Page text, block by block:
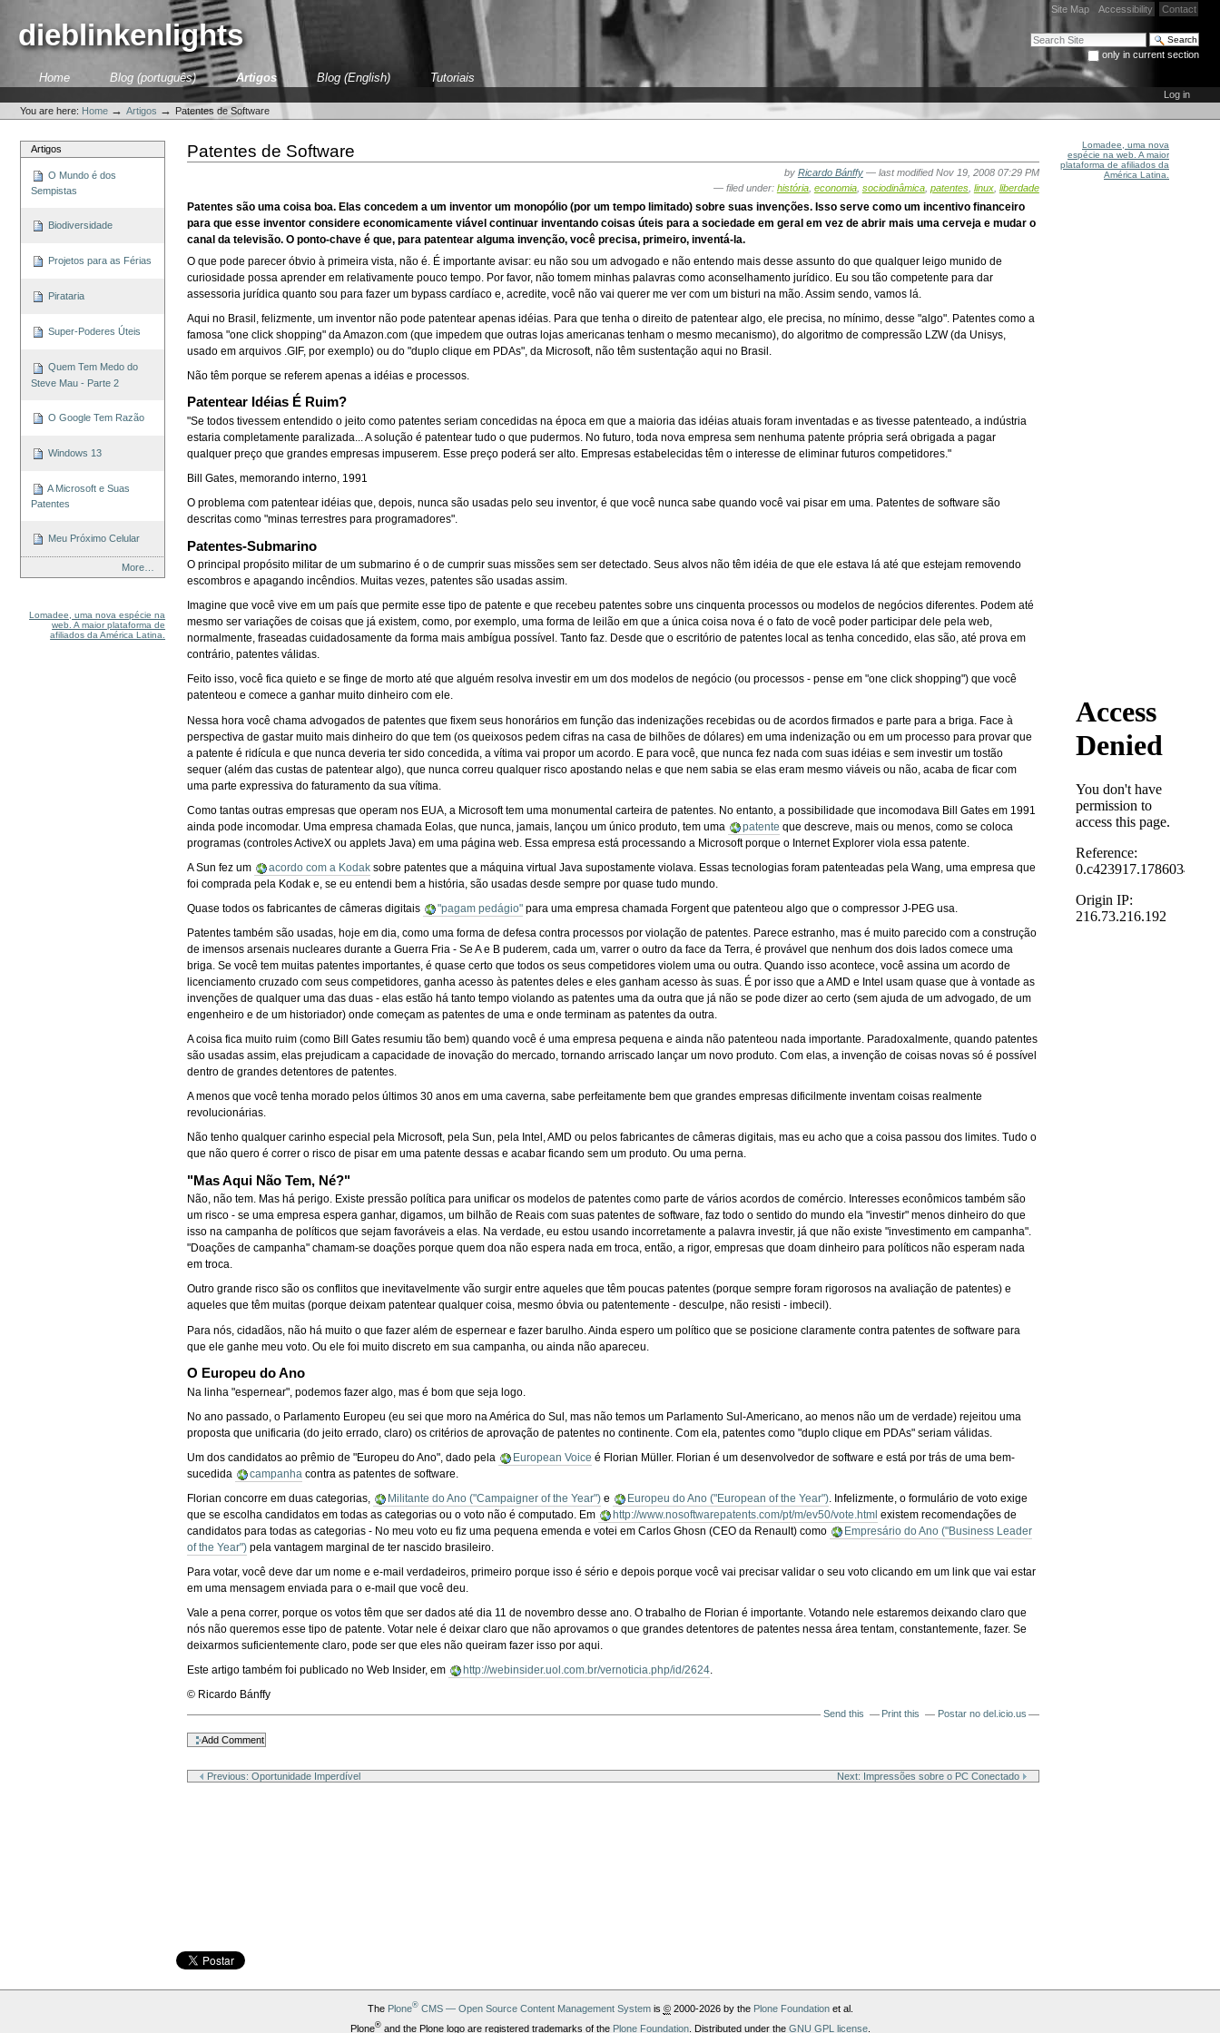
content.
Site Map Accessibility Contact
Search Site
only in current section
Advanced Search…
dieblinkenlights
SectionsHome Blog (português) Artigos Blog (English) Tutoriais
tools
Log in
You are here: Home →Artigos → Patentes de Software
Artigos
O Mundo é dos
Sempistas
Biodiversidade
Projetos para as Férias
Pirataria
Super-Poderes Úteis
Quem Tem Medo do
Steve Mau - Parte 2
O Google Tem Razão
Windows 13
A Microsoft e Suas
Patentes
Meu Próximo Celular
More…
Lomadee, uma nova espécie na
web. A maior plataforma de
afiliados da América Latina.
Patentes de Software
by Ricardo Bánffy — last modifiedNov 19, 2008 07:29 PM
— filed under: história, economia, sociodinâmica, patentes, linux, liberdade
Patentes são uma coisa boa. Elas concedem a um inventor um monopólio (por um tempo limitado) sobre suas invenções. Isso serve como um incentivo financeiro
para que esse inventor considere economicamente viável continuar inventando coisas úteis para a sociedade em geral em vez de abrir mais uma cerveja e mudar o
canal da televisão. O ponto-chave é que, para patentear alguma invenção, você precisa, primeiro, inventá-la.
O que pode parecer óbvio à primeira vista, não é. É importante avisar: eu não sou um advogado e não entendo mais desse assunto do que qualquer leigo munido de
curiosidade possa aprender em relativamente pouco tempo. Por favor, não tomem minhas palavras como aconselhamento jurídico. Eu sou tão competente para dar
assessoria jurídica quanto sou para fazer um bypass cardíaco e, acredite, você não vai querer me ver com um bisturi na mão. Assim sendo, vamos lá.
Aqui no Brasil, felizmente, um inventor não pode patentear apenas idéias. Para que tenha o direito de patentear algo, ele precisa, no mínimo, desse "algo". Patentes como a
famosa "one click shopping" da Amazon.com (que impedem que outras lojas americanas tenham o mesmo mecanismo), do algoritmo de compressão LZW (da Unisys,
usado em arquivos .GIF, por exemplo) ou do "duplo clique em PDAs", da Microsoft, não têm sustentação aqui no Brasil.
Não têm porque se referem apenas a idéias e processos.
Patentear Idéias É Ruim?
"Se todos tivessem entendido o jeito como patentes seriam concedidas na época em que a maioria das idéias atuais foram inventadas e as tivesse patenteado, a indústria
estaria completamente paralizada... A solução é patentear tudo o que pudermos. No futuro, toda nova empresa sem nenhuma patente própria será obrigada a pagar
qualquer preço que grandes empresas impuserem. Esse preço poderá ser alto. Empresas estabelecidas têm o interesse de eliminar futuros competidores."
Bill Gates, memorando interno, 1991
O problema com patentear idéias que, depois, nunca são usadas pelo seu inventor, é que você nunca sabe quando você vai pisar em uma. Patentes de software são
descritas como "minas terrestres para programadores".
Patentes-Submarino
O principal propósito militar de um submarino é o de cumprir suas missões sem ser detectado. Seus alvos não têm idéia de que ele estava lá até que estejam removendo
escombros e apagando incêndios. Muitas vezes, patentes são usadas assim.
Imagine que você vive em um país que permite esse tipo de patente e que recebeu patentes sobre uns cinquenta processos ou modelos de negócios diferentes. Podem até
mesmo ser variações de coisas que já existem, como, por exemplo, uma forma de leilão em que a única coisa nova é o fato de você poder participar dele pela web,
normalmente, fraseadas cuidadosamente da forma mais ambígua possível. Tanto faz. Desde que o escritório de patentes local as tenha concedido, elas são, até prova em
contrário, patentes válidas.
Feito isso, você fica quieto e se finge de morto até que alguém resolva investir em um dos modelos de negócio (ou processos - pense em "one click shopping") que você
patenteou e comece a ganhar muito dinheiro com ele.
Nessa hora você chama advogados de patentes que fixem seus honorários em função das indenizações recebidas ou de acordos firmados e parte para a briga. Face à
perspectiva de gastar muito mais dinheiro do que tem (os queixosos pedem cifras na casa de bilhões de dólares) em uma indenização ou em um processo para provar que
a patente é ridícula e que nunca deveria ter sido concedida, a vítima vai propor um acordo. E para você, que nunca fez nada com suas idéias e sem investir um tostão
sequer (além das custas de patentear algo), que nunca correu qualquer risco apostando nelas e que nem sabia se elas eram mesmo viáveis ou não, acaba de ficar com
uma parte expressiva do faturamento da sua vítima.
Como tantas outras empresas que operam nos EUA, a Microsoft tem uma monumental carteira de patentes. No entanto, a possibilidade que incomodava Bill Gates em 1991
ainda pode incomodar. Uma empresa chamada Eolas, que nunca, jamais, lançou um único produto, tem uma
patente que descreve, mais ou menos, como se coloca
programas (controles ActiveX ou applets Java) em uma página web. Essa empresa está processando a Microsoft porque o Internet Explorer viola essa patente.
A Sun fez um
acordo com a Kodak sobre patentes que a máquina virtual Java supostamente violava. Essas tecnologias foram patenteadas pela Wang, uma empresa que
foi comprada pela Kodak e, se eu entendi bem a história, são usadas desde sempre por quase tudo mundo.
Quase todos os fabricantes de câmeras digitais
"pagam pedágio" para uma empresa chamada Forgent que patenteou algo que o compressor J-PEG usa.
Patentes também são usadas, hoje em dia, como uma forma de defesa contra processos por violação de patentes. Parece estranho, mas é muito parecido com a construção
de imensos arsenais nucleares durante a Guerra Fria - Se A e B puderem, cada um, varrer o outro da face da Terra, é provável que nenhum dos dois lados comece uma
briga. Se você tem muitas patentes importantes, é quase certo que todos os seus competidores violem uma ou outra. Quando isso acontece, você assina um acordo de
licenciamento cruzado com seus competidores, ganha acesso às patentes deles e eles ganham acesso às suas. É por isso que a AMD e Intel usam quase que à vontade as
invenções de qualquer uma das duas - elas estão há tanto tempo violando as patentes uma da outra que já não se pode dizer ao certo (sem ajuda de um advogado, de um
engenheiro e de um historiador) onde começam as patentes de uma e onde terminam as patentes da outra.
A coisa fica muito ruim (como Bill Gates resumiu tão bem) quando você é uma empresa pequena e ainda não patenteou nada importante. Paradoxalmente, quando patentes
são usadas assim, elas prejudicam a capacidade de inovação do mercado, tornando arriscado lançar um novo produto. Com elas, a invenção de coisas novas só é possível
dentro de grandes detentores de patentes.
A menos que você tenha morado pelos últimos 30 anos em uma caverna, sabe perfeitamente bem que grandes empresas dificilmente inventam coisas realmente
revolucionárias.
Não tenho qualquer carinho especial pela Microsoft, pela Sun, pela Intel, AMD ou pelos fabricantes de câmeras digitais, mas eu acho que a coisa passou dos limites. Tudo o
que não quero é correr o risco de pisar em uma patente dessas e acabar ficando sem um produto. Ou uma perna.
"Mas Aqui Não Tem, Né?"
Não, não tem. Mas há perigo. Existe pressão política para unificar os modelos de patentes como parte de vários acordos de comércio. Interesses econômicos também são
um risco - se uma empresa espera ganhar, digamos, um bilhão de Reais com suas patentes de software, faz todo o sentido do mundo ela "investir" menos dinheiro do que
isso na campanha de políticos que sejam favoráveis a elas. Na verdade, eu estou usando incorretamente a palavra investir, já que não existe "investimento em campanha".
"Doações de campanha" chamam-se doações porque quem doa não espera nada em troca, então, a rigor, empresas que doam dinheiro para políticos não esperam nada
em troca.
Outro grande risco são os conflitos que inevitavelmente vão surgir entre aqueles que têm poucas patentes (porque sempre foram rigorosos na avaliação de patentes) e
aqueles que têm muitas (porque deixam patentear qualquer coisa, mesmo óbvia ou patentemente - desculpe, não resisti - imbecil).
Para nós, cidadãos, não há muito o que fazer além de espernear e fazer barulho. Ainda espero um político que se posicione claramente contra patentes de software para
que ele ganhe meu voto. Ou ele foi muito discreto em sua campanha, ou ainda não apareceu.
O Europeu do Ano
Na linha "espernear", podemos fazer algo, mas é bom que seja logo.
No ano passado, o Parlamento Europeu (eu sei que moro na América do Sul, mas não temos um Parlamento Sul-Americano, ao menos não um de verdade) rejeitou uma
proposta que unificaria (do jeito errado, claro) os critérios de aprovação de patentes no continente. Com ela, patentes como "duplo clique em PDAs" seriam válidas.
Um dos candidatos ao prêmio de "Europeu do Ano", dado pela
European Voice é Florian Müller. Florian é um desenvolvedor de software e está por trás de uma bem-
sucedida
campanha contra as patentes de software.
Florian concorre em duas categorias,
Militante do Ano ("Campaigner of the Year") e Europeu do Ano ("European of the Year"). Infelizmente, o formulário de voto exige
que se escolha candidatos em todas as categorias ou o voto não é computado. Em
http://www.nosoftwarepatents.com/pt/m/ev50/vote.html existem recomendações de
candidatos para todas as categorias - No meu voto eu fiz uma pequena emenda e votei em Carlos Ghosn (CEO da Renault) como
Empresário do Ano ("Business Leader
of the Year") pela vantagem marginal de ter nascido brasileiro.
Para votar, você deve dar um nome e e-mail verdadeiros, primeiro porque isso é sério e depois porque você vai precisar validar o seu voto clicando em um link que vai estar
em uma mensagem enviada para o e-mail que você deu.
Vale a pena correr, porque os votos têm que ser dados até dia 11 de novembro desse ano. O trabalho de Florian é importante. Votando nele estaremos deixando claro que
nós não queremos esse tipo de patente. Votar nele é deixar claro que não aprovamos o que grandes detentores de patentes nessa área tentam, constantemente, fazer. Se
deixarmos suficientemente claro, pode ser que eles não queiram fazer isso por aqui.
Este artigo também foi publicado no Web Insider, em
http://webinsider.uol.com.br/vernoticia.php/id/2624.
© Ricardo Bánffy
Actions
Send this Print this Postar no del.icio.us
Previous: Oportunidade Imperdível Next: Impressões sobre o PC Conectado
Lomadee, uma nova
espécie na web. A maior
plataforma de afiliados da
América Latina.
The Plone®CMS — Open Source Content Management Systemis ©2000-2026 by the Plone Foundationet al.
Plone®and the Plone logo are registered trademarks of the Plone Foundation. Distributed under the GNU GPL license.